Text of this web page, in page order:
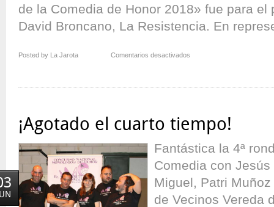
de la Comedia de Honor 2018» fue para el
David Broncano, La Resistencia. En
Posted by La Jarota Comentarios desactivados
el
a
Monstruo
la
Comedia
¡Agotado el cuarto tiempo!
Fantástica la 4ª
Comedia con
Miguel, Patri
de Vecinos Vereda